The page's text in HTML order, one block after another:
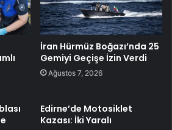
İran Hürmüz Boğazı’nda 25
Gemiyi Geçişe İzin Verdi
Ağustos 7, 2026
Edirne’de Motosiklet
Kazası: İki Yaralı